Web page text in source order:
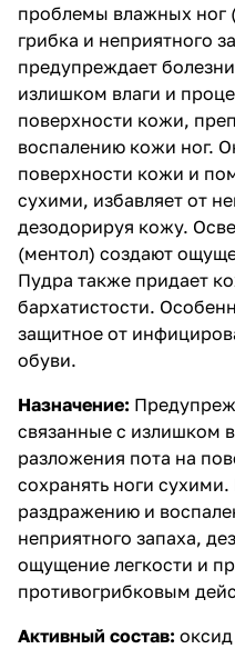
проблемы влажных ног
грибка и неприятного
предупреждает
излишком влаги и
поверхности кожи,
воспалению кожи ног.
поверхности кожи и
сухими, избавляет от
дезодорируя кожу.
(ментол) создают
Пудра также придает
бархатистости.
защитное от
обуви.
Назначение:
связанные с излишком
разложения пота на
сохранять ноги сухими.
раздражению и
неприятного запаха,
ощущение легкости и
противогрибковым
Активный состав: окcид